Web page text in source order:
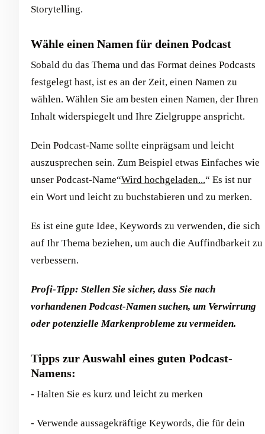
Storytelling.
Wähle einen Namen für deinen Podcast
Sobald du das Thema und das Format deines Podcasts
festgelegt hast, ist es an der Zeit, einen Namen zu
wählen. Wählen Sie am besten einen Namen, der Ihren
Inhalt widerspiegelt und Ihre Zielgruppe anspricht.
Dein Podcast-Name sollte einprägsam und leicht
auszusprechen sein. Zum Beispiel etwas Einfaches wie
unser Podcast-Name“Wird hochgeladen...“ Es ist nur
ein Wort und leicht zu buchstabieren und zu merken.
Es ist eine gute Idee, Keywords zu verwenden, die sich
auf Ihr Thema beziehen, um auch die Auffindbarkeit zu
verbessern.
Profi-Tipp: Stellen Sie sicher, dass Sie nach
vorhandenen Podcast-Namen suchen, um Verwirrung
oder potenzielle Markenprobleme zu vermeiden.
Tipps zur Auswahl eines guten Podcast-
Namens:
- Halten Sie es kurz und leicht zu merken
- Verwende aussagekräftige Keywords, die für dein